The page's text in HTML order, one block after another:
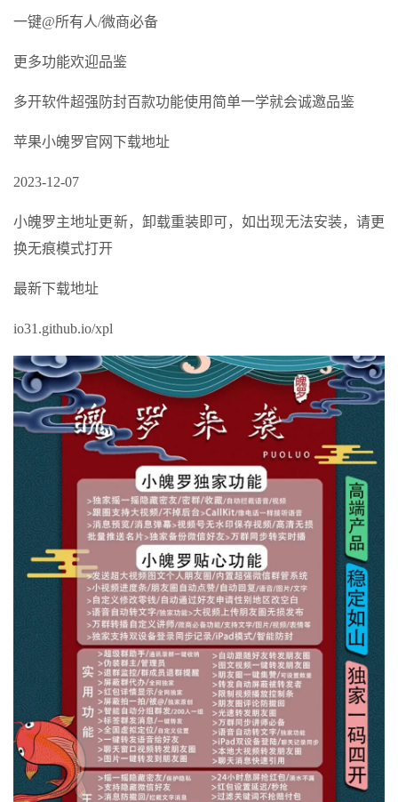
一键@所有人/微商必备
更多功能欢迎品鉴
多开软件超强防封百款功能使用简单一学就会诚邀品鉴
苹果小魄罗官网下载地址
2023-12-07
小魄罗主地址更新，卸载重装即可，如出现无法安装，请更
换无痕模式打开
最新下载地址
io31.github.io/xpl